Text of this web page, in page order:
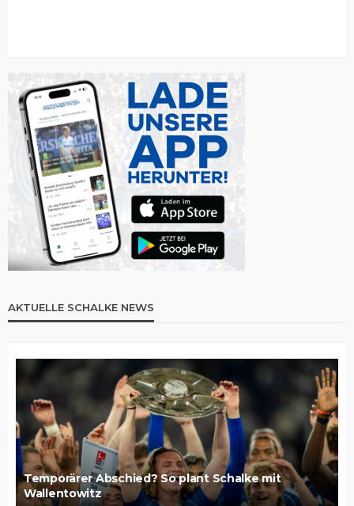
AKTUELLE SCHALKE NEWS
Temporärer Abschied? So plant Schalke mit
Wallentowitz